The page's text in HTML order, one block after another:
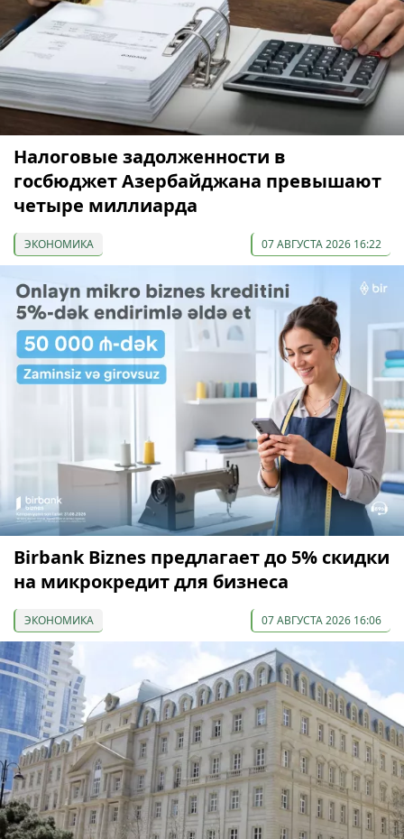
Налоговые задолженности в
госбюджет Азербайджана превышают
четыре миллиарда
ЭКОНОМИКА 07 АВГУСТА 2026 16:22
Birbank Biznes предлагает до 5% скидки
на микрокредит для бизнеса
ЭКОНОМИКА 07 АВГУСТА 2026 16:06